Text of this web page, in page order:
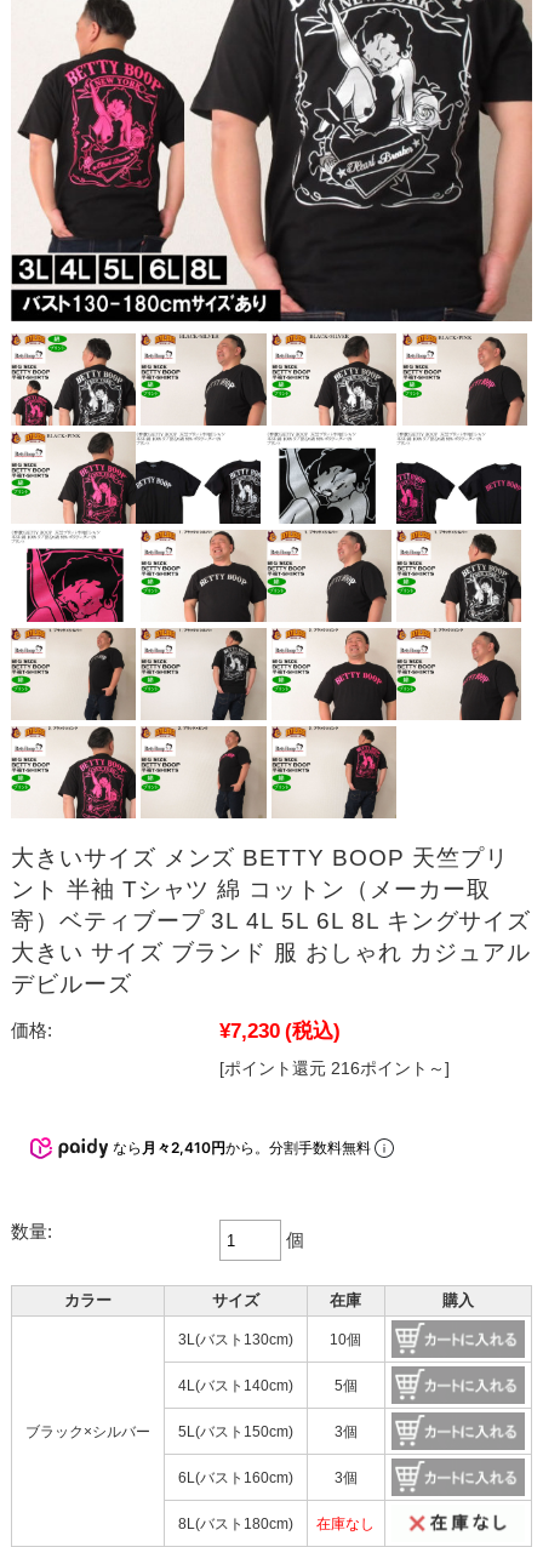
大きいサイズ メンズ BETTY BOOP 天竺プリ
ント 半袖 Tシャツ 綿 コットン（メーカー取
寄）ベティブープ 3L 4L 5L 6L 8L キングサイズ
大きい サイズ ブランド 服 おしゃれ カジュアル
デビルーズ
価格: ¥7,230 (税込)
[ポイント還元 216ポイント～]
なら 月々2,410円から。分割手数料無料
数量: 個
カラー サイズ 在庫 購入
ブラック×シルバー
3L(バスト130cm) 10個
4L(バスト140cm) 5個
5L(バスト150cm) 3個
6L(バスト160cm) 3個
8L(バスト180cm) 在庫なし